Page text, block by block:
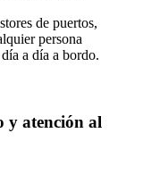
de puertos,
persona
a día a bordo.
y atención al